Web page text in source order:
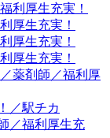
利厚生充実！
厚生充実！
厚生充実！
厚生充実！
薬剤師／福利厚
／駅チカ
／福利厚生充